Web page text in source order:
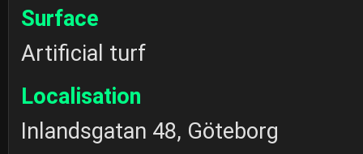
Surface
Artificial turf
Localisation
Inlandsgatan 48, Göteborg